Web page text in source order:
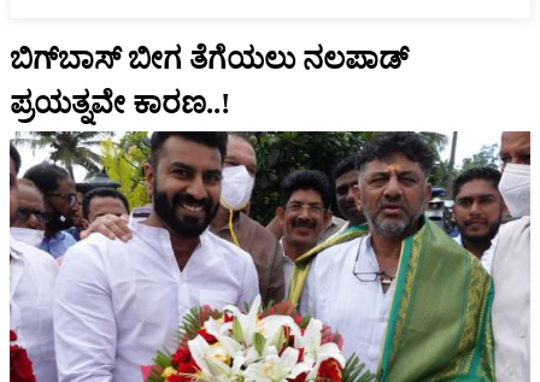
ಬಿಗ್‌ಬಾಸ್‌ ಬೀಗ ತೆಗೆಯಲು ನಲಪಾಡ್‌
ಪ್ರಯತ್ನವೇ ಕಾರಣ..!